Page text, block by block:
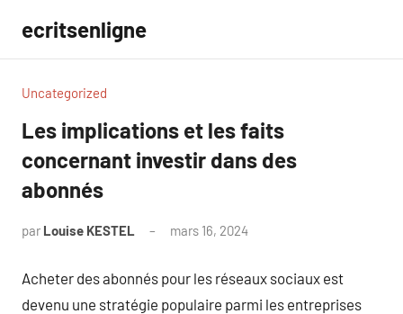
contenu
ecritsenligne
Uncategorized
Les implications et les faits
concernant investir dans des
abonnés
par Louise KESTEL mars 16, 2024
Acheter des abonnés pour les réseaux sociaux est
devenu une stratégie populaire parmi les entreprises